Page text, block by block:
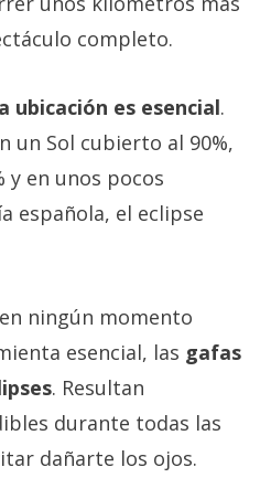
completo.
ubicación es esencial.
un Sol cubierto al 90%,
y en unos pocos
española, el eclipse
ningún momento
esencial, las gafas
. Resultan
durante todas las
dañarte los ojos.